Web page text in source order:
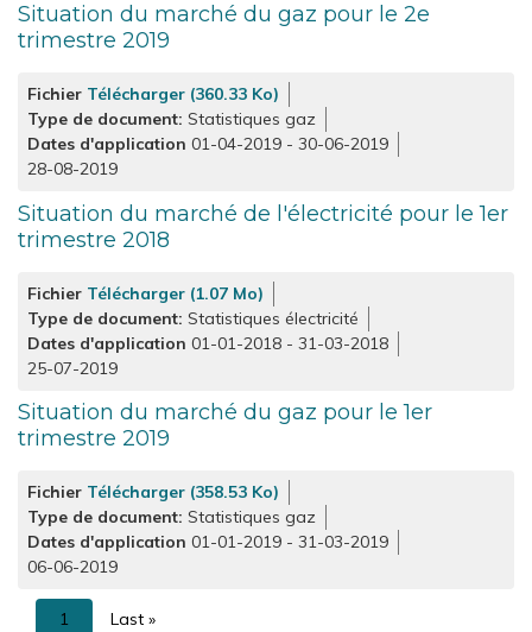
Situation du marché du gaz pour le 2e
trimestre 2019
Fichier Télécharger (360.33 Ko)
Type de document Statistiques gaz
Dates d'application 01-04-2019 - 30-06-2019
28-08-2019
Situation du marché de l'électricité pour le 1er
trimestre 2018
Fichier Télécharger (1.07 Mo)
Type de document Statistiques électricité
Dates d'application 01-01-2018 - 31-03-2018
25-07-2019
Situation du marché du gaz pour le 1er
trimestre 2019
Fichier Télécharger (358.53 Ko)
Type de document Statistiques gaz
Dates d'application 01-01-2019 - 31-03-2019
06-06-2019
Pagination
Page
1
Dernière
Last »